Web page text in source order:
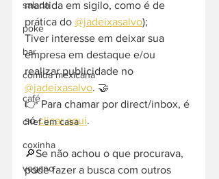
salada
poke
bar
comida mexicana
café
chef em casa
coxinha
vegano
mantida em sigilo, como é de
prática do @jadeixasalvo);
Tiver interesse em deixar sua
empresa em destaque e/ou
realizar publicidade no
@jadeixasalvo. 🤝
👉 Para chamar por direct/inbox, é
só clicar aqui.
🔎Se não achou o que procurava,
pode fazer a busca com outros